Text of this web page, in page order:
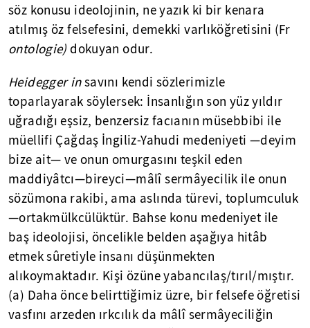
söz konusu ideolojinin, ne yazık ki bir kenara
atılmış öz felsefesini, demekki varlıköğretisini (Fr
ontologie) dokuyan odur.
Heidegger insavını kendi sözlerimizle
toparlayarak söylersek: İnsanlığın son yüz yıldır
uğradığı eşsiz, benzersiz facıanın müsebbibi ile
müellifi Çağdaş İngiliz-Yahudi medeniyeti —deyim
bize ait— ve onun omurgasını teşkil eden
maddiyâtcı—bireyci—mâlî sermâyecilik ile onun
sözümona rakibi, ama aslında türevi, toplumculuk
—ortakmülkcülüktür. Bahse konu medeniyet ile
baş ideolojisi, öncelikle belden aşağıya hitâb
etmek sûretiyle insanı düşünmekten
alıkoymaktadır. Kişi özüne yabancılaş/tırıl/mıştır.
(a) Daha önce belirttiğimiz üzre, bir felsefe öğretisi
vasfını arzeden ırkcılık da mâlî sermâyeciliğin